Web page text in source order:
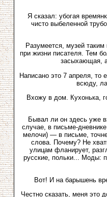
Я сказал: убогая
чисто выбеленной
Разумеется, музей
при жизни писателя. Тем
засыхающая, а
Написано это 7 апреля, то
всюду,
Вхожу в дом. Кухонька,
Бывал ли он здесь уже
случае, в письме-
мелочи) — в письме,
слова. Почему? Не
улицам фланирует,
русские, польки... Моды:
Вот! И на барышень
Честно сказать, меня это